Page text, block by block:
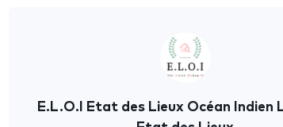
E.L.O.I Etat des Lieux Océan Indien